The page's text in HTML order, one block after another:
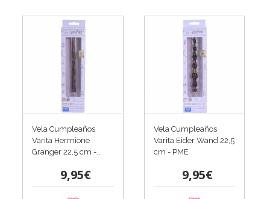
Vela Cumpleaños
Varita Hermione
Granger 22,5 cm -...
9,95€
Vela Cumpleaños
Varita Eider Wand 22,5
cm - PME
9,95€